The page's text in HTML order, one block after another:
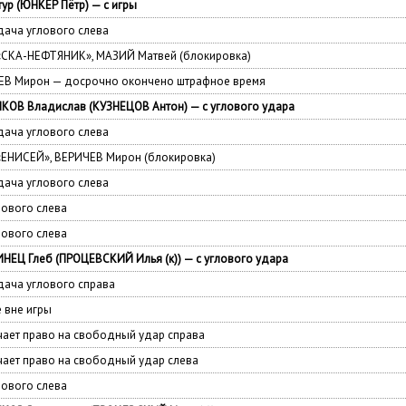
(ЮНКЕР Пётр) — с игры
углового слева
НЕФТЯНИК», МАЗИЙ Матвей (блокировка)
Мирон — досрочно окончено штрафное время
Владислав (КУЗНЕЦОВ Антон) — с углового удара
углового слева
ВЕРИЧЕВ Мирон (блокировка)
углового слева
слева
слева
Глеб (ПРОЦЕВСКИЙ Илья (к)) — с углового удара
углового справа
игры
право на свободный удар справа
право на свободный удар слева
слева